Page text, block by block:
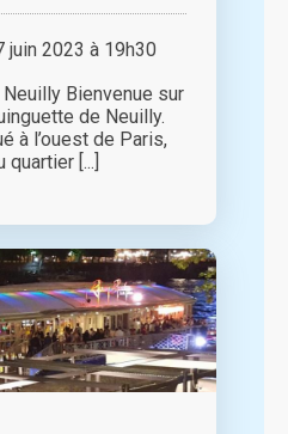
2023 à 19h30
Bienvenue sur
de Neuilly.
à l’ouest de Paris,
quartier [...]